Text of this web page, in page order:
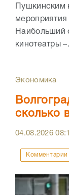
Пушкинским
Наибольший
кинотеатры
Экономика
сколько
04.08.2026
Комментарии